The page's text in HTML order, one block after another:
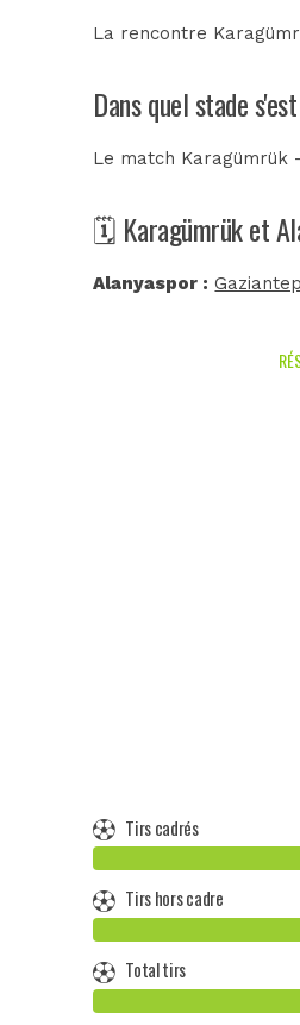
La rencontre
Dans quel stade
Le match Karagümrük
🗓️ Karagümrük et
Alanyaspor :
Tirs cadrés
Tirs hors cadre
Total tirs